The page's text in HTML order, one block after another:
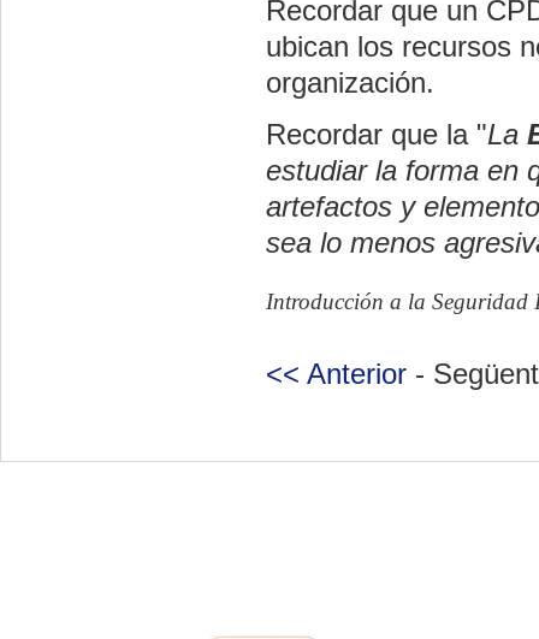
Recordar que un
ubican los recursos
organización.
Recordar que la "La
estudiar la forma en
artefactos y
sea lo menos
Introducción a la
<< Anterior - Següent